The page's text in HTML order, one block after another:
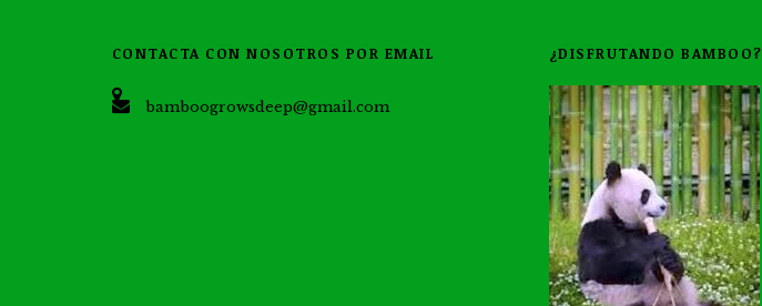
CONTACTA CON NOSOTROS POR EMAIL
bamboogrowsdeep@gmail.com
¿DISFRUTANDO BAMBOO?